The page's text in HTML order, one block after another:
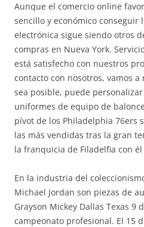
Aunque el comercio online
sencillo y económico conseguir
electrónica sigue siendo otros
compras en Nueva York.
está satisfecho con nuestros
contacto con nosotros, vamos
sea posible, puede
uniformes de equipo de
pívot de los Philadelphia 76ers
las más vendidas tras la gran
la franquicia de Filadelfia con
En la industria del
Michael Jordan son piezas de
Grayson Mickey Dallas Texas
campeonato profesional. El 15